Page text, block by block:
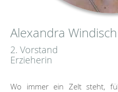
Alexandra Windisch
2. Vorstand
Erzieherin
Wo immer ein Zelt steht,